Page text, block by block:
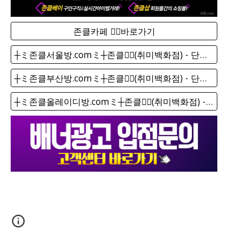
존클카페 ❤️‍🔥바로가기
┼ミ존클서울방.comミ┼존클❤️‍🔥(취미백화점) - 단톡방
┼ミ존클부산방.comミ┼존클❤️‍🔥(취미백화점) - 단톡방
┼ミ존클올레이디방.comミ┼존클❤️‍🔥(취미백화점) - 단톡방